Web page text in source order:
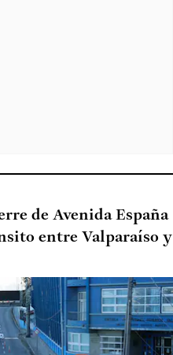
de Avenida España
entre Valparaíso y